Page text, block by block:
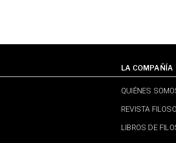
LA COMPAÑÍA
QUIÉNES
REVISTA
LIBROS DE